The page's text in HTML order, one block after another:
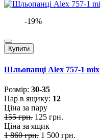
-19%
Купити
Шльопанці Alex 757-1 mix
Розмiр: 30-35
Пар в ящику: 12
Ціна за пару
155 грн. 125 грн.
Ціна за ящик
1 860 грн. 1 500 грн.